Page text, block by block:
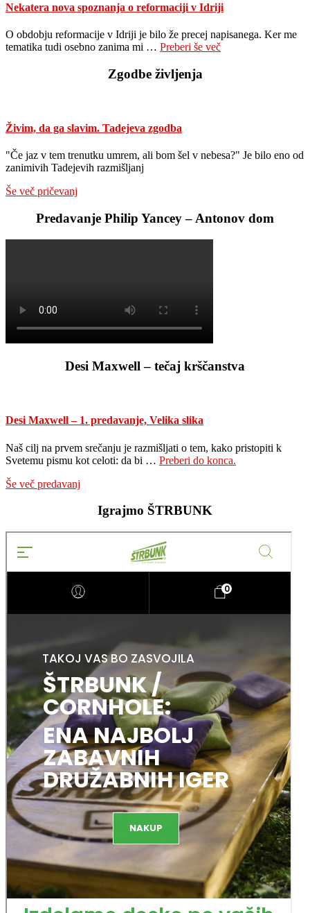
Nekatera nova spoznanja o reformaciji v Idriji
O obdobju reformacije v Idriji je bilo že precej napisanega. Ker me
tematika tudi osebno zanima mi … Preberi še večabout
Zgodbe življenja
Živim, da ga slavim. Tadejeva zgodba
"Če jaz v tem trenutku umrem, ali bom šel v nebesa?" Je bilo eno od
zanimivih Tadejevih razmišljanj
Še več pričevanj
Predavanje Philip Yancey – Antonov dom
Desi Maxwell – tečaj krščanstva
Desi Maxwell – 1. predavanje, Velika slika
Naš cilj na prvem srečanju je razmišljati o tem, kako pristopiti k
Svetemu pismu kot celoti: da bi … Preberi do konca.
Velika
Še več predavanj
Igrajmo ŠTRBUNK